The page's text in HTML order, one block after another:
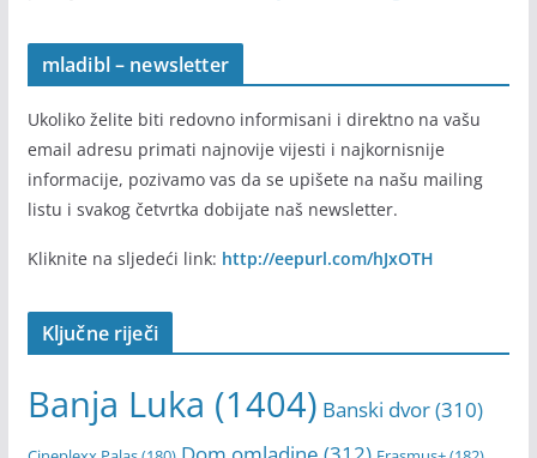
mladibl – newsletter
Ukoliko želite biti redovno informisani i direktno na vašu
email adresu primati najnovije vijesti i najkornisnije
informacije, pozivamo vas da se upišete na našu mailing
listu i svakog četvrtka dobijate naš newsletter.
Kliknite na sljedeći link: http://eepurl.com/hJxOTH
Ključne riječi
Banja Luka (1404) Banski dvor(310)